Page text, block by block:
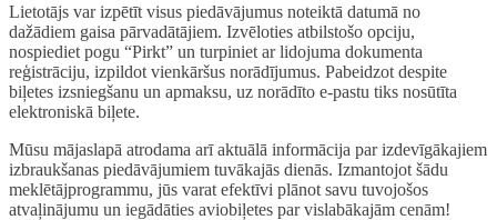
Lietotājs var izpētīt visus piedāvājumus noteiktā datumā no
dažādiem gaisa pārvadātājiem. Izvēloties atbilstošo opciju,
nospiediet pogu “Pirkt” un turpiniet ar lidojuma dokumenta
reģistrāciju, izpildot vienkāršus norādījumus. Pabeidzot despite
biļetes izsniegšanu un apmaksu, uz norādīto e-pastu tiks nosūtīta
elektroniskā biļete.
Mūsu mājaslapā atrodama arī aktuālā informācija par izdevīgākajiem
izbraukšanas piedāvājumiem tuvākajās dienās. Izmantojot šādu
meklētājprogrammu, jūs varat efektīvi plānot savu tuvojošos
atvaļinājumu un iegādāties aviobiļetes par vislabākajām cenām!